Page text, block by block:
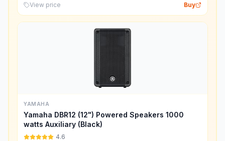
View price
Buy
YAMAHA
Yamaha DBR12 (12") Powered Speakers 1000
watts Auxiliary (Black)
4.6